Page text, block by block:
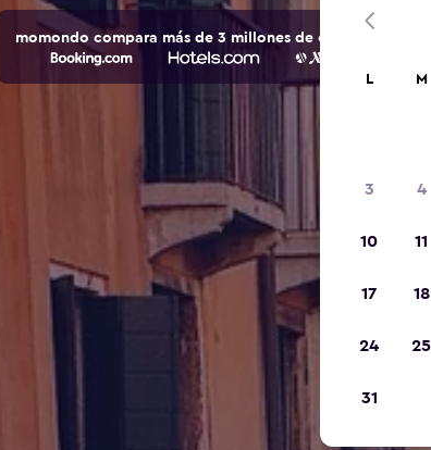
momondo compara más de 3 millones de opciones de
L M
3 4
10 11
17 18
24 25
31